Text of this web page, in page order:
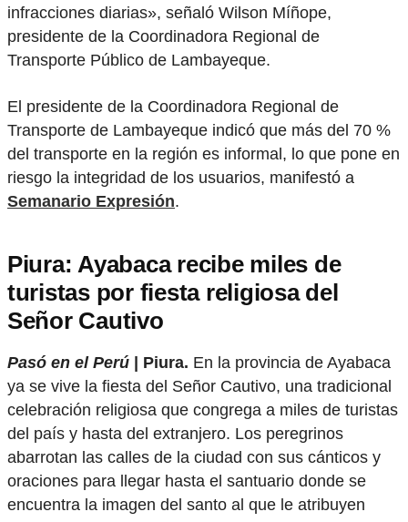
infracciones diarias», señaló Wilson Míñope,
presidente de la Coordinadora Regional de
Transporte Público de Lambayeque.
El presidente de la Coordinadora Regional de
Transporte de Lambayeque indicó que más del 70 %
del transporte en la región es informal, lo que pone en
riesgo la integridad de los usuarios, manifestó a
Semanario Expresión.
Piura: Ayabaca recibe miles de
turistas por fiesta religiosa del
Señor Cautivo
Pasó en el Perú | Piura. En la provincia de Ayabaca
ya se vive la fiesta del Señor Cautivo, una tradicional
celebración religiosa que congrega a miles de turistas
del país y hasta del extranjero. Los peregrinos
abarrotan las calles de la ciudad con sus cánticos y
oraciones para llegar hasta el santuario donde se
encuentra la imagen del santo al que le atribuyen